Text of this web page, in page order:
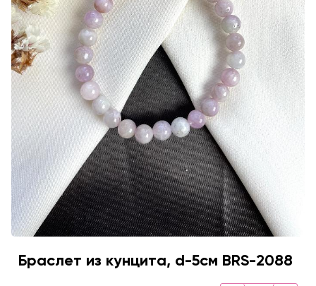
Браслет из кунцита, d-5см BRS-2088